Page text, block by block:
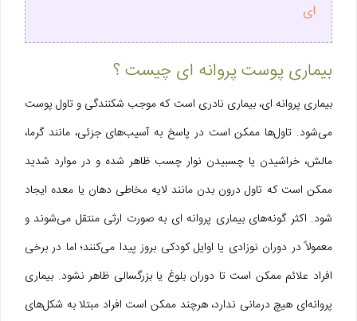
ای
بیماری پوست پروانه ای چیست ؟
بیماری پروانه ای، بیماری نادری است که موجب شکنندگی و تاول پوست
می‌شود. تاول‌ها ممکن است در پاسخ به آسیب‌های جزئی، مانند گرما،
مالش، خراشیدن یا چسبیدن نوار چسب ظاهر شده و در موارد شدید
ممکن است که تاول درون بدن مانند لایه مخاطی دهان یا معده ایجاد
شود. اکثر گونه‌های بیماری پروانه‌ ای به صورت ارثی منتقل می‌شوند و
معمولاً در دوران نوزادی یا اوایل کودکی بروز پیدا می‌کنند؛ اما در برخی
افراد علائم ممکن است تا دوران بلوغ یا بزرگسالی ظاهر نشود. بیماری
پروانه‌ای هیچ درمانی ندارد، هرچند ممکن است افراد مبتلا به شکل‌های